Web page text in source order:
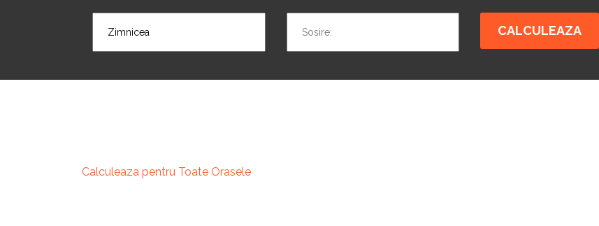
CALCULEAZA
Calculeaza pentru Toate Orasele